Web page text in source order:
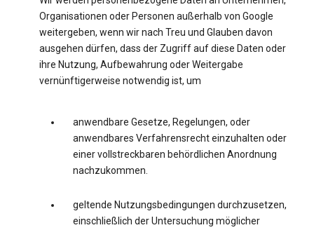
Organisationen oder Personen außerhalb von Google
weitergeben, wenn wir nach Treu und Glauben davon
ausgehen dürfen, dass der Zugriff auf diese Daten oder
ihre Nutzung, Aufbewahrung oder Weitergabe
vernünftigerweise notwendig ist, um
anwendbare Gesetze, Regelungen, oder
anwendbares Verfahrensrecht einzuhalten oder
einer vollstreckbaren behördlichen Anordnung
nachzukommen.
geltende Nutzungsbedingungen durchzusetzen,
einschließlich der Untersuchung möglicher